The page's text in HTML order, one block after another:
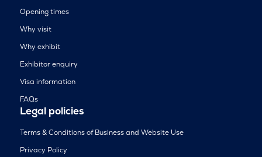
Opening times
Why visit
Why exhibit
Exhibitor enquiry
Visa information
FAQs
Legal policies
Terms & Conditions of Business and Website Use
Privacy Policy